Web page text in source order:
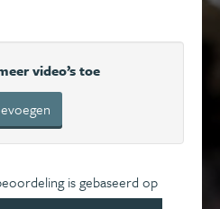
video’s toe
is gebaseerd op
ga hierbij akkoord met de